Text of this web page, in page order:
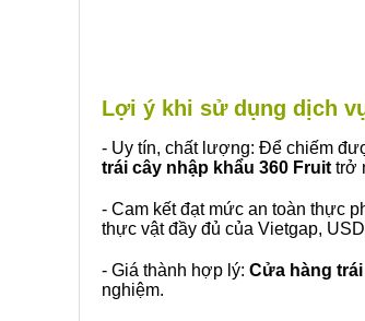
Lợi ý khi sử dụng dịch
- Uy tín, chất lượng: Để chiếm
trái cây nhập khẩu 360 Fruit trở
- Cam kết đạt mức an toàn thực
thực vật đầy đủ của Vietgap,
- Giá thành hợp lý: Cửa hàng
nghiệm.